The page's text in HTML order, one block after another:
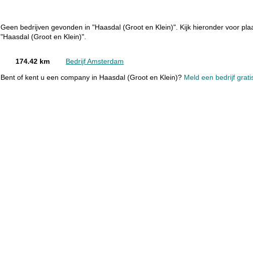
Geen bedrijven gevonden in "Haasdal (Groot en Klein)". Kijk hieronder voor
"Haasdal (Groot en Klein)".
174.42 km Bedrijf Amsterdam
Bent of kent u een company in Haasdal (Groot en Klein)? Meld een bedrijf